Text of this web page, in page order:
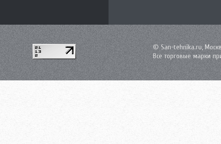
© San-tehnika.ru,
Все торговые марки